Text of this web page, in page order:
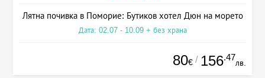
Лятна почивка в Поморие: Бутиков хотел Дюн на морето
Дата: 02.07 - 10.09 + без храна
80€ / 156.47
лв.